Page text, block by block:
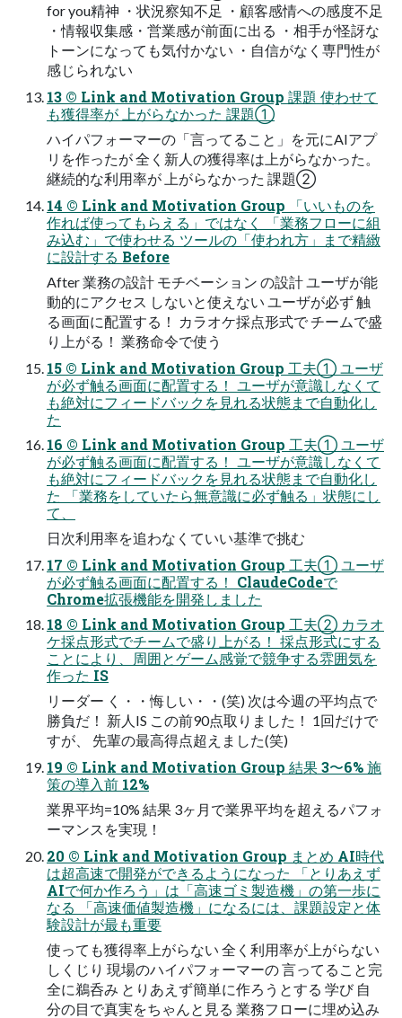
for you精神 ・状況察知不足 ・顧客感情への感度不足
・情報収集感・営業感が前面に出る ・相手が怪訝な
トーンになっても気付かない ・自信がなく専門性が
感じられない
13 © Link and Motivation Group 課題 使わせて
も獲得率が 上がらなかった 課題①
ハイパフォーマーの「言ってること」を元にAIアプ
リを作ったが 全く新人の獲得率は上がらなかった。
継続的な利用率が 上がらなかった 課題②
14 © Link and Motivation Group 「いいものを
作れば使ってもらえる」ではなく 「業務フローに組
み込む」で使わせる ツールの「使われ方」まで精緻
に設計する Before
After 業務の設計 モチベーション の設計 ユーザが能
動的にアクセス しないと使えない ユーザが必ず 触
る画面に配置する！ カラオケ採点形式で チームで盛
り上がる！ 業務命令で使う
15 © Link and Motivation Group 工夫① ユーザ
が必ず触る画面に配置する！ ユーザが意識しなくて
も絶対にフィードバックを見れる状態まで自動化し
た
16 © Link and Motivation Group 工夫① ユーザ
が必ず触る画面に配置する！ ユーザが意識しなくて
も絶対にフィードバックを見れる状態まで自動化し
た 「業務をしていたら無意識に必ず触る」状態にし
て、
日次利用率を追わなくていい基準で挑む
17 © Link and Motivation Group 工夫① ユーザ
が必ず触る画面に配置する！ ClaudeCodeで
Chrome拡張機能を開発しました
18 © Link and Motivation Group 工夫② カラオ
ケ採点形式でチームで盛り上がる！ 採点形式にする
ことにより、周囲とゲーム感覚で競争する雰囲気を
作った IS
リーダー く・・悔しい・・(笑) 次は今週の平均点で
勝負だ！ 新人IS この前90点取りました！ 1回だけで
すが、 先輩の最高得点超えました(笑)
19 © Link and Motivation Group 結果 3〜6% 施
策の導入前 12%
業界平均=10% 結果 3ヶ月で業界平均を超えるパフォ
ーマンスを実現！
20 © Link and Motivation Group まとめ AI時代
は超高速で開発ができるようになった 「とりあえず
AIで何か作ろう」は「高速ゴミ製造機」の第一歩に
なる 「高速価値製造機」になるには、課題設定と体
験設計が最も重要
使っても獲得率上がらない 全く利用率が上がらない
しくじり 現場のハイパフォーマーの 言ってること完
全に鵜呑み とりあえず簡単に作ろうとする 学び 自
分の目で真実をちゃんと見る 業務フローに埋め込み